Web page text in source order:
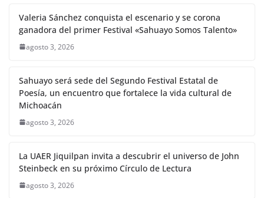
Valeria Sánchez conquista el escenario y se corona
ganadora del primer Festival «Sahuayo Somos Talento»
agosto 3, 2026
Sahuayo será sede del Segundo Festival Estatal de
Poesía, un encuentro que fortalece la vida cultural de
Michoacán
agosto 3, 2026
La UAER Jiquilpan invita a descubrir el universo de John
Steinbeck en su próximo Círculo de Lectura
agosto 3, 2026